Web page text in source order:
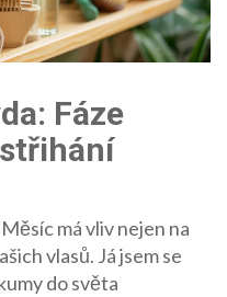
Fáze
má vliv nejen na
vlasů. Já jsem se
do světa